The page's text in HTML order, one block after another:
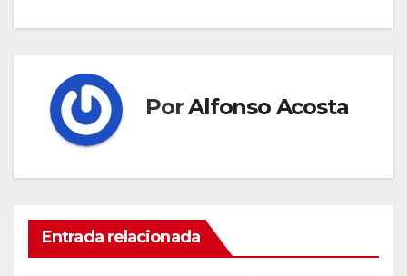
PorAlfonso Acosta
Entrada relacionada